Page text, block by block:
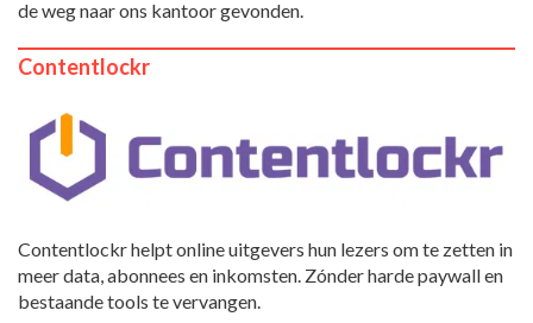
de weg naar ons kantoor gevonden.
Contentlockr
Contentlockr helpt online uitgevers hun lezers om te zetten in
meer data, abonnees en inkomsten. Zónder harde paywall en
bestaande tools te vervangen.